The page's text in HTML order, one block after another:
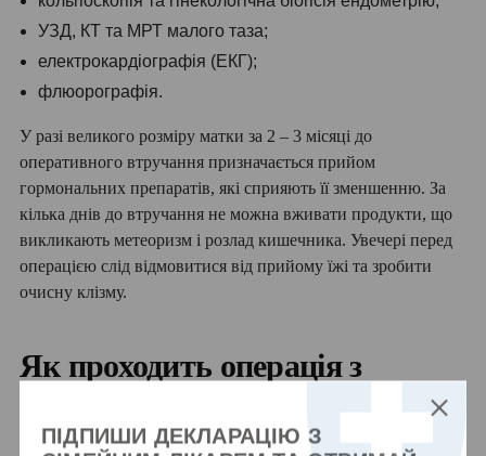
УЗД, КТ та МРТ малого таза;
електрокардіографія (ЕКГ);
флюорографія.
У разі великого розміру матки за 2 – 3 місяці до
оперативного втручання призначається прийом
гормональних препаратів, які сприяють її зменшенню. За
кілька днів до втручання не можна вживати продукти, що
викликають метеоризм і розлад кишечника. Увечері перед
операцією слід відмовитися від прийому їжі та зробити
очисну клізму.
Як проходить операція з
ПІДПИШИ ДЕКЛАРАЦІЮ З